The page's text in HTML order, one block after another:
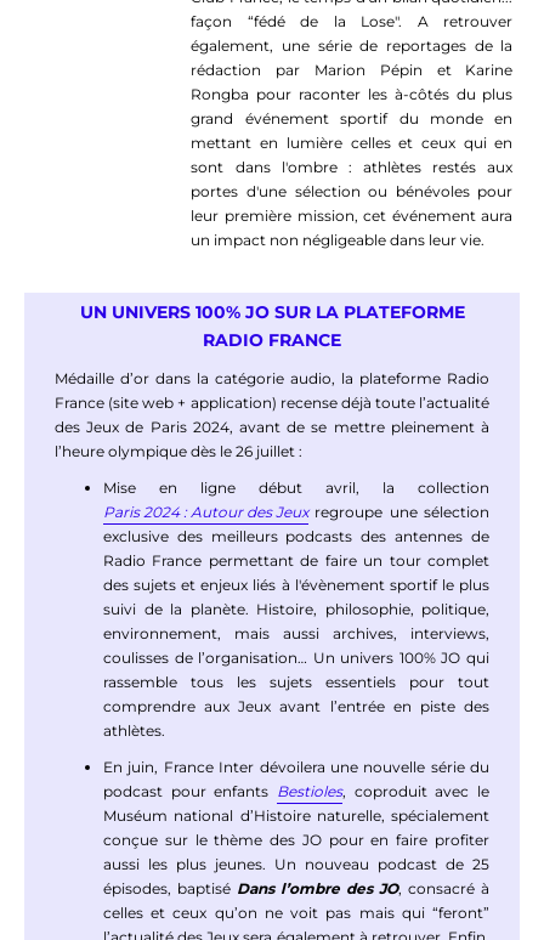
façon “fédé de la Lose". A retrouver
également, une série de reportages de la
rédaction par Marion Pépin et Karine
Rongba pour raconter les à-côtés du plus
grand événement sportif du monde en
mettant en lumière celles et ceux qui en
sont dans l'ombre : athlètes restés aux
portes d'une sélection ou bénévoles pour
leur première mission, cet événement aura
un impact non négligeable dans leur vie.
UN UNIVERS 100% JO SUR LA PLATEFORME
RADIO FRANCE
Médaille d’or dans la catégorie audio, la plateforme Radio
France (site web + application) recense déjà toute l’actualité
des Jeux de Paris 2024, avant de se mettre pleinement à
l’heure olympique dès le 26 juillet :
Mise en ligne début avril, la collection
Paris 2024 : Autour des Jeuxregroupe une sélection
exclusive des meilleurs podcasts des antennes de
Radio France permettant de faire un tour complet
des sujets et enjeux liés à l'évènement sportif le plus
suivi de la planète. Histoire, philosophie, politique,
environnement, mais aussi archives, interviews,
coulisses de l’organisation… Un univers 100% JO qui
rassemble tous les sujets essentiels pour tout
comprendre aux Jeux avant l’entrée en piste des
athlètes.
En juin, France Inter dévoilera une nouvelle série du
podcast pour enfants Bestioles, coproduit avec le
Muséum national d’Histoire naturelle, spécialement
conçue sur le thème des JO pour en faire profiter
aussi les plus jeunes. Un nouveau podcast de 25
épisodes, baptisé Dans l’ombre des JO, consacré à
celles et ceux qu’on ne voit pas mais qui “feront”